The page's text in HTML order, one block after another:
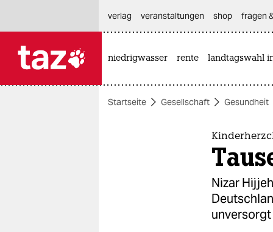
themen
verlag
veranstaltungen shop fragen
niedrigwasser rente landtagswahl
Startseite Gesellschaft Gesundheit
Nizar